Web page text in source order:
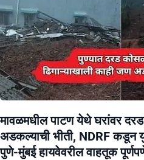
मावळमधील पाटण येथे घरांवर
अडकल्याची भीती, NDRF कडून
पुणे-मुंबई हायवेवरील वाहतूक